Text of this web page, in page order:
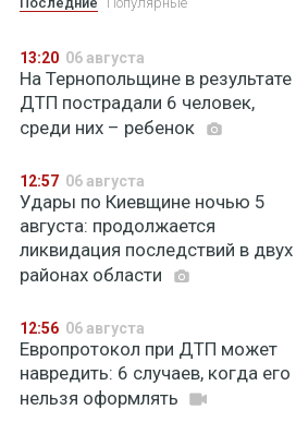
13:20 06 августа
На Тернопольщине в результате
ДТП пострадали 6 человек,
среди них – ребенок
12:57 06 августа
Удары по Киевщине ночью 5
августа: продолжается
ликвидация последствий в двух
районах области
12:56 06 августа
Европротокол при ДТП может
навредить: 6 случаев, когда его
нельзя оформлять